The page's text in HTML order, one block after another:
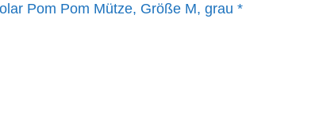
Pom Pom Mütze, Größe M, grau *